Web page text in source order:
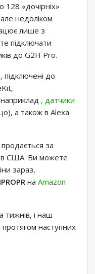
«дочірніх»
недоліком
лише з
підключати
до G2H Pro.
підключені до
, датчики
а також в Alexa
за
США. Ви можете
зараз,
на Amazon
тижнів, і наш
протягом наступних